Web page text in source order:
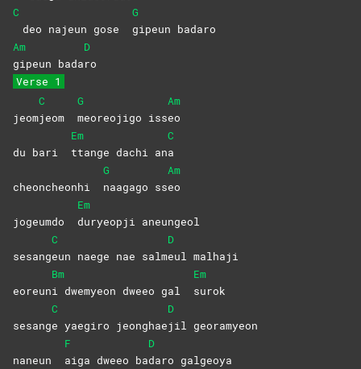
C
deo najeun gose
G
gipeun badaro
Am
gipeun bada
D
ro
Verse 1
jeom
C
jeom
G
meoreojigo iss
Am
eo
du bari
Em
ttange dachi an
C
a
cheoncheonhi
G
naagago ss
Am
eo
jogeumdo
Em
duryeopji aneungeol
sesang
C
eun naege nae salm
D
eul malhaji
eoreun
Bm
i dwemyeon dweeo gal
Em
surok
sesang
C
e yaegiro jeonghae
D
jil georamyeon
naneun
F
aiga dweeo ba
D
daro galgeoya